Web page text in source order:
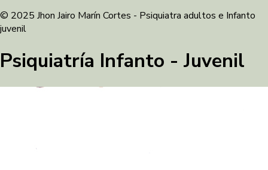
© 2025 Jhon Jairo Marín Cortes - Psiquiatra adultos e Infanto
juvenil
Psiquiatría Infanto - Juvenil